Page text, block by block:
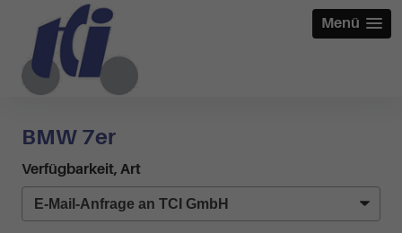
Menü
BMW 7er
Verfügbarkeit, Art